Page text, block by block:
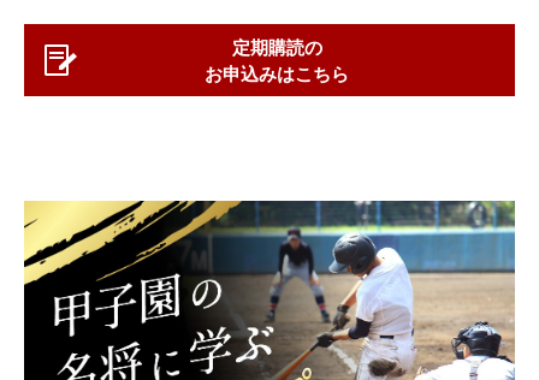
定期購読の
お申込みはこちら